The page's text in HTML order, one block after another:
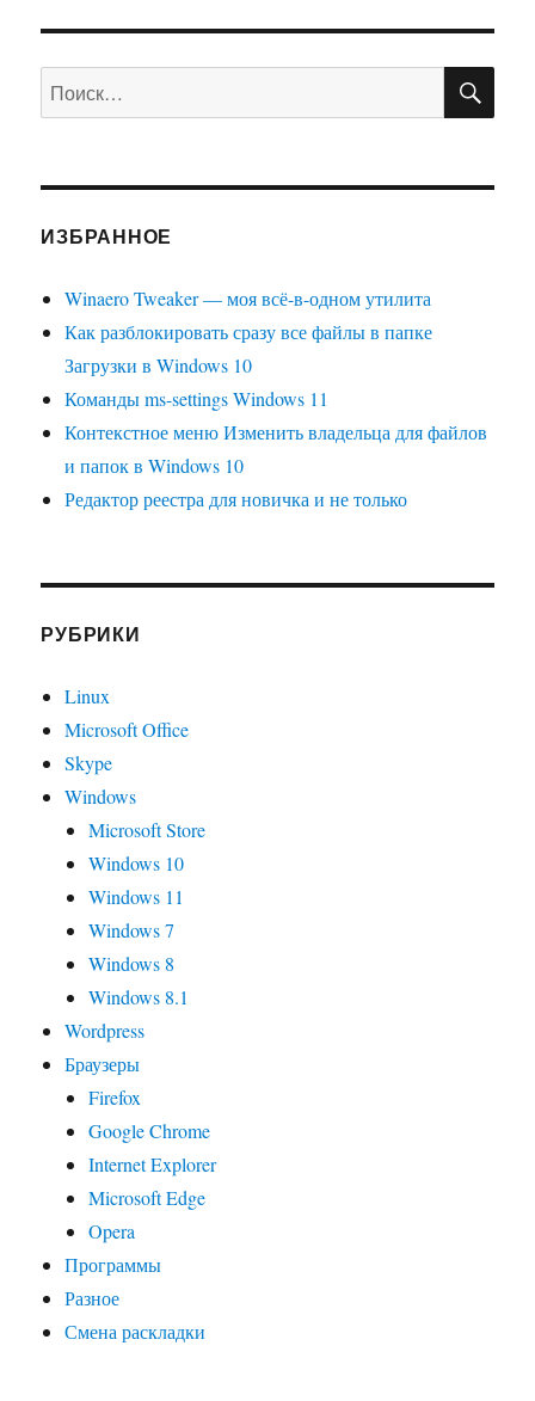
Искать:
ИЗБРАННОЕ
Winaero Tweaker — моя всё-в-одном утилита
Как разблокировать сразу все файлы в папке
Загрузки в Windows 10
Команды ms-settings Windows 11
Контекстное меню Изменить владельца для файлов
и папок в Windows 10
Редактор реестра для новичка и не только
РУБРИКИ
Linux
Microsoft Office
Skype
Windows
Microsoft Store
Windows 10
Windows 11
Windows 7
Windows 8
Windows 8.1
Wordpress
Браузеры
Firefox
Google Chrome
Internet Explorer
Microsoft Edge
Opera
Программы
Разное
Смена раскладки